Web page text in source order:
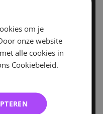
om je
onze website
alle cookies in
Cookiebeleid.